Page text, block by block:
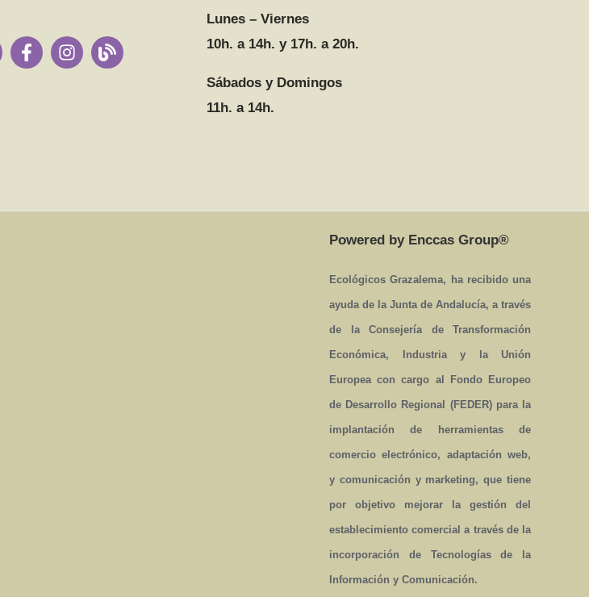
Lunes – Viernes
10h. a 14h. y 17h. a 20h.
Sábados y Domingos
11h. a 14h.
Powered by Enccas Group®
Ecológicos Grazalema, ha recibido una
ayuda de la Junta de Andalucía, a través
de la Consejería de Transformación
Económica, Industria y la Unión
Europea con cargo al Fondo Europeo
de Desarrollo Regional (FEDER) para la
implantación de herramientas de
comercio electrónico, adaptación web,
y comunicación y marketing, que tiene
por objetivo mejorar la gestión del
establecimiento comercial a través de la
incorporación de Tecnologías de la
Información y Comunicación.